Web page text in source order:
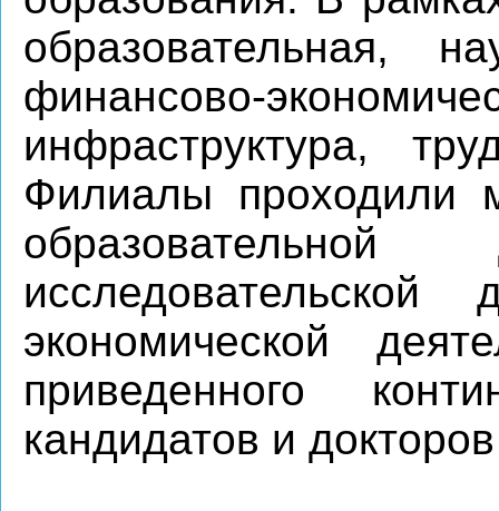
образовательная,
финансово-
инфраструктура,
Филиалы проходили
образовательной
исследовательской
экономической
приведенного
кандидатов и